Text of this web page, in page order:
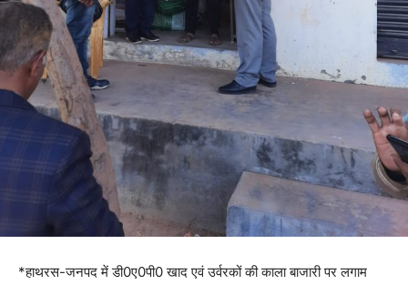
*हाथरस-जनपद में डी0ए0पी0 खाद एवं उर्वरकों की काला बाजारी पर लगाम